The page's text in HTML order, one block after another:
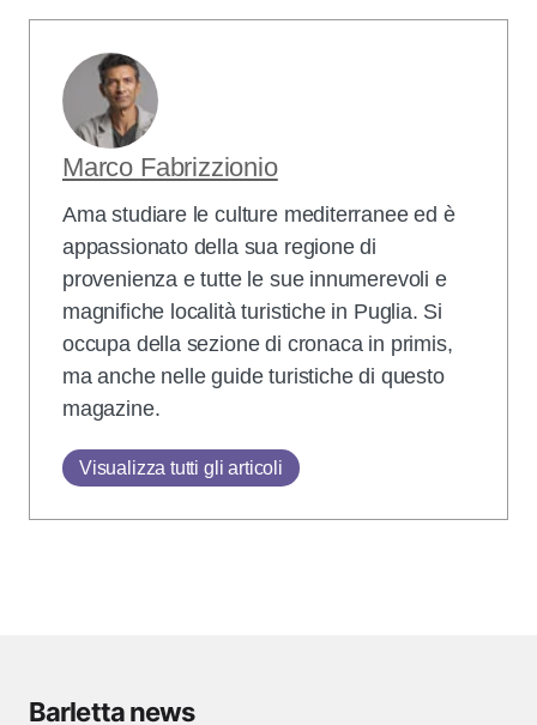
Marco Fabrizzionio
Ama studiare le culture mediterranee ed è
appassionato della sua regione di
provenienza e tutte le sue innumerevoli e
magnifiche località turistiche in Puglia. Si
occupa della sezione di cronaca in primis,
ma anche nelle guide turistiche di questo
magazine.
Visualizza tutti gli articoli
Barletta news